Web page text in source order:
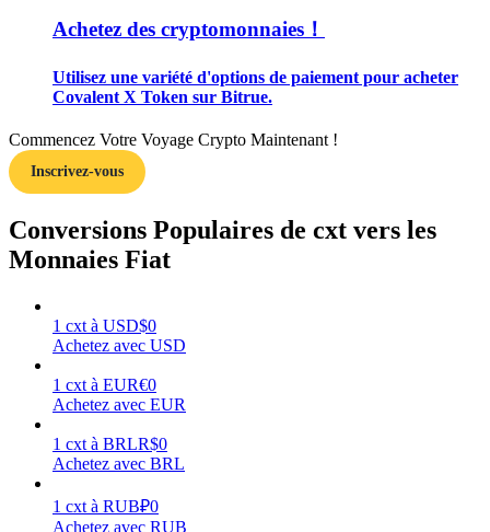
Apprenez à rester rentable
Cochon de puissance
Achetez des cryptomonnaies！
Utilisez une variété d'options de paiement pour acheter
Covalent X Token sur Bitrue.
Commencez Votre Voyage Crypto Maintenant !
Inscrivez-vous
Conversions Populaires de cxt vers les
Monnaies Fiat
1 cxt à USD$0
Achetez avec USD
1 cxt à EUR€0
Achetez avec EUR
1 cxt à BRLR$0
Achetez avec BRL
1 cxt à RUB₽0
Achetez avec RUB